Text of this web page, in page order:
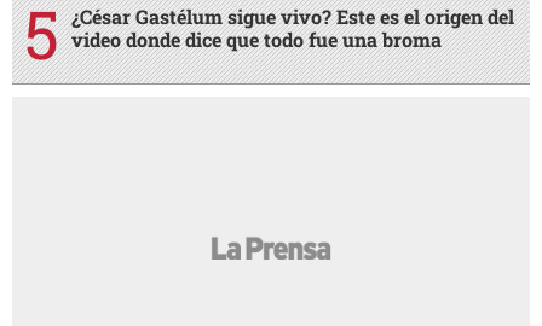
¿César Gastélum sigue vivo? Este es el origen del
video donde dice que todo fue una broma